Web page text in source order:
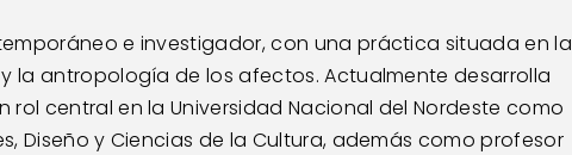
e investigador, con una práctica situada en la
la antropología de los afectos. Actualmente desarrolla
rol central en la Universidad Nacional del Nordeste como
Diseño y Ciencias de la Cultura, además como profesor